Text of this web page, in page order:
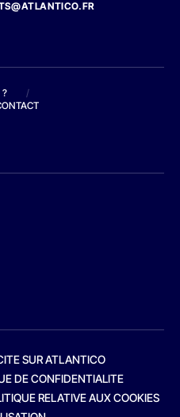
?
/
SUR ATLANTICO
DE CONFIDENTIALITE
RELATIVE AUX COOKIES